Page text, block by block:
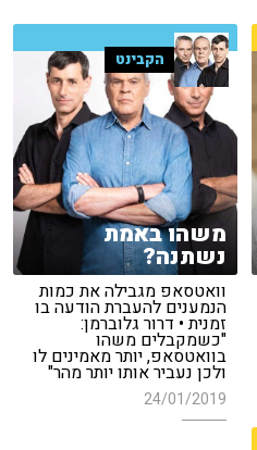
הקבינט
משהו באמת
נשתנה?
וואטסאפ מגבילה את כמות
הנמענים להעברת הודעה בו
זמנית • דרור גלוברמן:
"כשמקבלים משהו
בוואטסאפ, יותר מאמינים לו
ולכן נעביר אותו יותר מהר"
24/01/2019